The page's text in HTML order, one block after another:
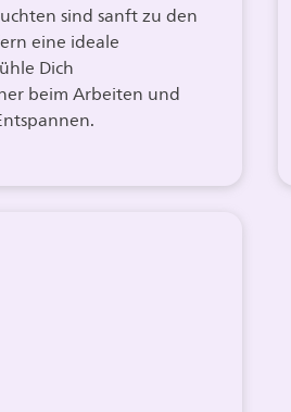
sind sanft zu den
eine ideale
Dich
beim Arbeiten und